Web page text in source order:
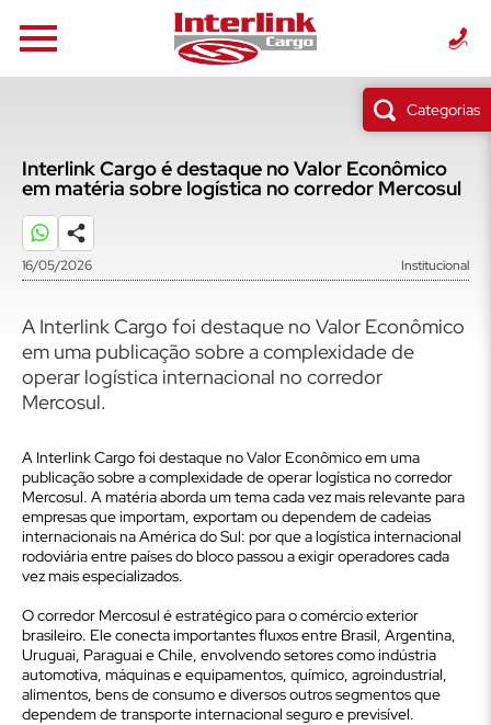
Interlink Cargo é destaque no Valor Econômico
em matéria sobre logística no corredor Mercosul
16/05/2026 Institucional
A Interlink Cargo foi destaque no Valor Econômico
em uma publicação sobre a complexidade de
operar logística internacional no corredor
Mercosul.
A Interlink Cargo foi destaque no Valor Econômico em uma
publicação sobre a complexidade de operar logística no corredor
Mercosul. A matéria aborda um tema cada vez mais relevante para
empresas que importam, exportam ou dependem de cadeias
internacionais na América do Sul: por que a logística internacional
rodoviária entre países do bloco passou a exigir operadores cada
vez mais especializados.
O corredor Mercosul é estratégico para o comércio exterior
brasileiro. Ele conecta importantes fluxos entre Brasil, Argentina,
Uruguai, Paraguai e Chile, envolvendo setores como indústria
automotiva, máquinas e equipamentos, químico, agroindustrial,
alimentos, bens de consumo e diversos outros segmentos que
dependem de transporte internacional seguro e previsível.
Categorias